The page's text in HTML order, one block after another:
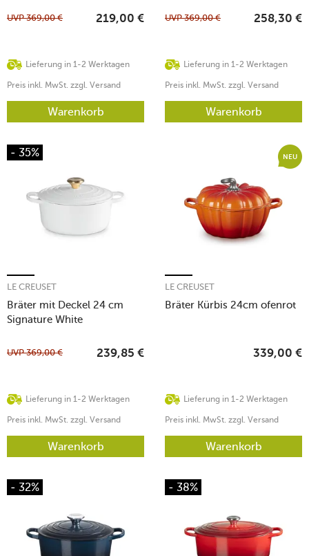
Lieferung in 1-2 Werktagen
UVP369,00 € 219,00 €
Preis inkl. MwSt. zzgl. Versand
Warenkorb
Lieferung in 1-2 Werktagen
UVP369,00 € 258,30 €
Preis inkl. MwSt. zzgl. Versand
Warenkorb
- 35%
Bräter mit Deckel 24 cm
Signature White
LE CREUSET
Lieferung in 1-2 Werktagen
UVP369,00 € 239,85 €
Preis inkl. MwSt. zzgl. Versand
Warenkorb
NEU
Bräter Kürbis 24cm ofenrot
LE CREUSET
Lieferung in 1-2 Werktagen
339,00 €
Preis inkl. MwSt. zzgl. Versand
Warenkorb
- 32% - 38%